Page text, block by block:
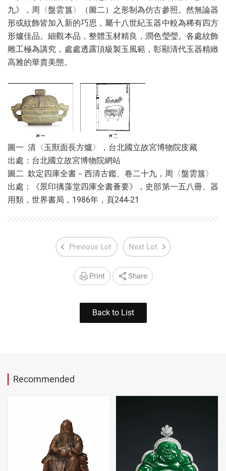
九》，周〈盤雲簋〉（圖二）之形制為仿古參照。然無論器
形或紋飾皆加入新的巧思，屬十八世紀玉器中較為稀有四方
形爐佳品。細觀本品，整體玉材精良，潤色瑩瑩。各處紋飾
雕工極為講究，處處透露頂級製玉風範，彰顯清代玉器精緻
高雅的華貴美態。
圖一 清〈玉獸面長方爐〉，台北國立故宮博物院庋藏
出處：台北國立故宮博物院網站
圖二 欽定四庫全書－西清古鑑、卷二十九，周〈盤雲簋〉
出處：《景印摛藻堂四庫全書薈要》，史部第一五八冊、器
用類，世界書局，1986年，頁244-21
Previous Lot Next Lot
Print Share
Back to List
Recommended